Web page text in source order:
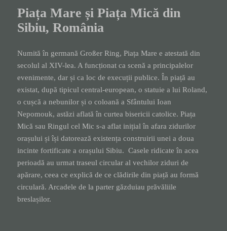
Piața Mare și Piața Mică din
Sibiu, România
Numită în germană Großer Ring, Piața Mare e atestată din
secolul al XIV-lea. A funcționat ca scenă a principalelor
evenimente, dar și ca loc de execuții publice. În piață au
existat, după tipicul central-european, o statuie a lui Roland,
o cușcă a nebunilor și o coloană a Sfântului Ioan
Nepomouk, astăzi aflată în curtea bisericii catolice. Piața
Mică sau Ringul cel Mic s-a aflat inițial în afara zidurilor
orașului și își datorează existența construirii unei a doua
incinte fortificate a orașului Sibiu. Casele ridicate în acea
perioadă au urmat traseul circular al vechilor ziduri de
apărare, ceea ce explică de ce clădirile din piață au formă
circulară. Arcadele de la parter găzduiau prăvăliile
breslașilor.